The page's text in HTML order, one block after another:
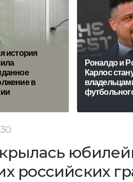
история
в
Роналдо и
Карлос
российских